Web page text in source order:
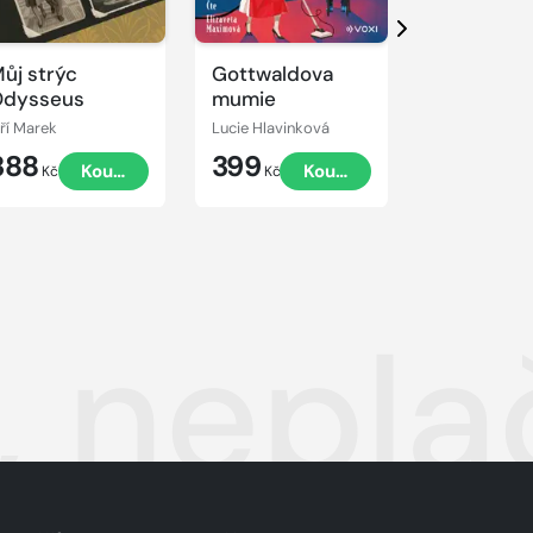
strýc
Marek
Kč Koupit
Gottwaldova
mumie
Lucie Hlavinková
399 Kč Koupit
Další